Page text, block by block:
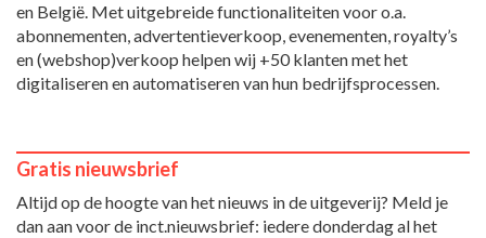
en België. Met uitgebreide functionaliteiten voor o.a.
abonnementen, advertentieverkoop, evenementen, royalty’s
en (webshop)verkoop helpen wij +50 klanten met het
digitaliseren en automatiseren van hun bedrijfsprocessen.
Gratis nieuwsbrief
Altijd op de hoogte van het nieuws in de uitgeverij? Meld je
dan aan voor de inct.nieuwsbrief: iedere donderdag al het